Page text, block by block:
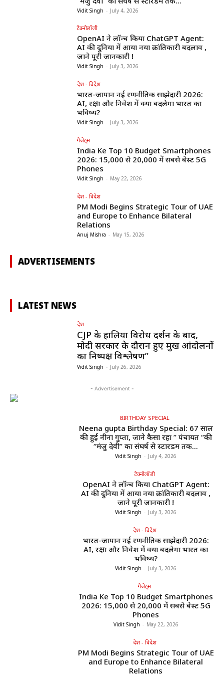
Vidit Singh - July 4, 2026
टेक्नोलॉजी
OpenAI ने लॉन्च किया ChatGPT Agent:
AI की दुनिया में आया नया क्रांतिकारी बदलाव ,
जाने पूरी जानकारी !
Vidit Singh - July 3, 2026
देश - विदेश
भारत-जापान नई रणनीतिक साझेदारी 2026:
AI, रक्षा और निवेश में क्या बदलेगा भारत का
भविष्य?
Vidit Singh - July 3, 2026
गैजेट्स
India Ke Top 10 Budget Smartphones
2026: ₹15,000 से ₹20,000 में सबसे बेस्ट 5G
Phones
Vidit Singh - May 22, 2026
देश - विदेश
PM Modi Begins Strategic Tour of UAE
and Europe to Enhance Bilateral
Relations
Anuj Mishra - May 15, 2026
ADVERTISEMENTS
LATEST NEWS
देश
CJP के हालिया विरोध प्रदर्शन के बाद,
मोदी सरकार के दौरान हुए प्रमुख आंदोलनों
का निष्पक्ष विश्लेषण”
Vidit Singh - July 26, 2026
- Advertisement -
BIRTHDAY SPECIAL
Neena gupta Birthday Special: 67 साल
की हुईं नीना गुप्ता, जाने कैसा रहा ” पंचायत “की
“मंजु देवी” का संघर्ष से स्टारडम तक...
Vidit Singh - July 4, 2026
टेक्नोलॉजी
OpenAI ने लॉन्च किया ChatGPT Agent:
AI की दुनिया में आया नया क्रांतिकारी बदलाव ,
जाने पूरी जानकारी !
Vidit Singh - July 3, 2026
देश - विदेश
भारत-जापान नई रणनीतिक साझेदारी 2026:
AI, रक्षा और निवेश में क्या बदलेगा भारत का
भविष्य?
Vidit Singh - July 3, 2026
गैजेट्स
India Ke Top 10 Budget Smartphones
2026: ₹15,000 से ₹20,000 में सबसे बेस्ट 5G
Phones
Vidit Singh - May 22, 2026
देश - विदेश
PM Modi Begins Strategic Tour of UAE
and Europe to Enhance Bilateral
Relations